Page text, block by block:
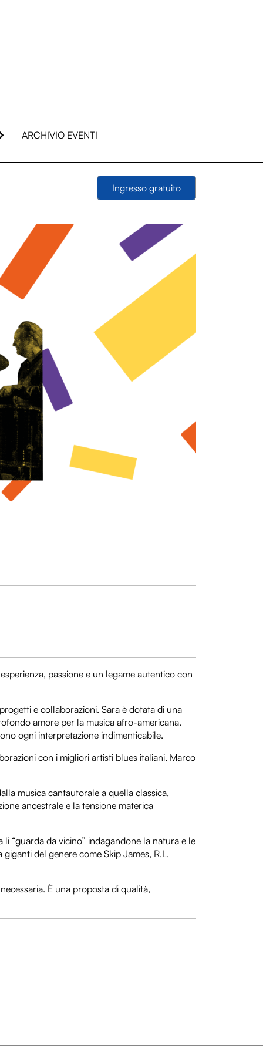
ARCHIVIO EVENTI
Ingresso gratuito
passione e un legame autentico con
e collaborazioni. Sara è dotata di una
amore per la musica afro-americana.
ogni interpretazione indimenticabile.
con i migliori artisti blues italiani, Marco
musica cantautorale a quella classica,
ancestrale e la tensione materica
“guarda da vicino” indagandone la natura e le
del genere come Skip James, R.L.
È una proposta di qualità,